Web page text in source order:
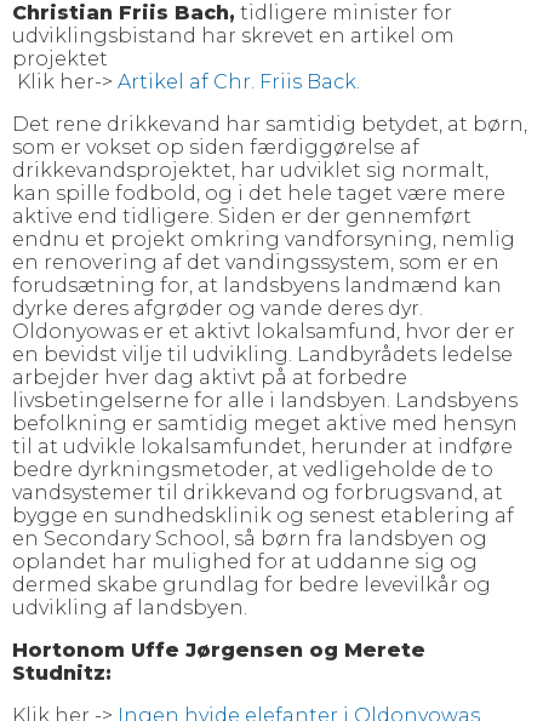
Christian Friis Bach, tidligere minister for
udviklingsbistand har skrevet en artikel om
projektet
Klik her-> Artikel af Chr. Friis Back.
Det rene drikkevand har samtidig betydet, at børn,
som er vokset op siden færdiggørelse af
drikkevandsprojektet, har udviklet sig normalt,
kan spille fodbold, og i det hele taget være mere
aktive end tidligere. Siden er der gennemført
endnu et projekt omkring vandforsyning, nemlig
en renovering af det vandingssystem, som er en
forudsætning for, at landsbyens landmænd kan
dyrke deres afgrøder og vande deres dyr.
Oldonyowas er et aktivt lokalsamfund, hvor der er
en bevidst vilje til udvikling. Landbyrådets ledelse
arbejder hver dag aktivt på at forbedre
livsbetingelserne for alle i landsbyen. Landsbyens
befolkning er samtidig meget aktive med hensyn
til at udvikle lokalsamfundet, herunder at indføre
bedre dyrkningsmetoder, at vedligeholde de to
vandsystemer til drikkevand og forbrugsvand, at
bygge en sundhedsklinik og senest etablering af
en Secondary School, så børn fra landsbyen og
oplandet har mulighed for at uddanne sig og
dermed skabe grundlag for bedre levevilkår og
udvikling af landsbyen.
Hortonom Uffe Jørgensen og Merete
Studnitz:
Klik her -> Ingen hvide elefanter i Oldonyowas